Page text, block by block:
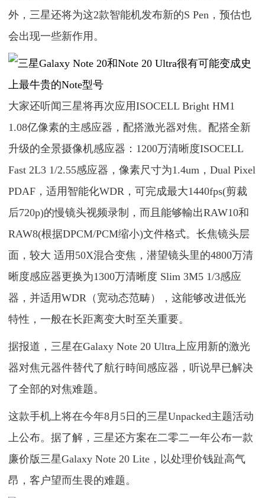
外，三星还将为这2款智能机发布新的S Pen，预估也
会出现一些新作用。
大家还听闻三星将再次应用ISOCELL Bright HM1
1.08亿像素的主感应器，配搭激光器对焦。配搭全新
升级的全景摄像机感应器：1200万清晰度ISOCELL
Fast 2L3 1/2.55感应器，像素尺寸为1.4um，Dual Pixel
PDAF，适用智能化WDR，可完成最大1440fps(剪裁
后720p)的慢镜头视频录制，而且能够輸出RAW10和
RAW8(根据DPCM/PCM缩小)文件格式。长焦镜头层
面，较大 适用50X混合变焦，潜望镜头里的4800万清
晰度感应器更换为1300万清晰度 Slim 3M5 1/3感应
器，并适用WDR（宽动态范畴），这能够改进低光
特性，一般在长距离变大时至关重要。
据报道，三星在Galaxy Note 20 Ultra上应用新的激光
器对焦元器件替代了航行時间感应器，听说早已解决
了全部的对焦难题。
这款手机上将在今年8月5日的三星Unpacked主题活动
上公布。据了解，三星还方案在二零二一年公布一款
廉价版三星Galaxy Note 20 Lite，以处理价钱趾高气
昂，客户望而生畏的难题。